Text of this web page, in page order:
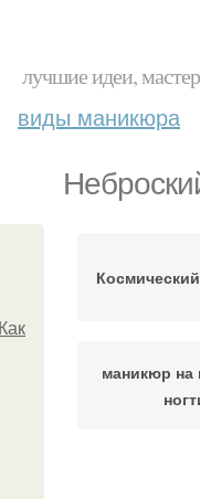
лучшие идеи,
виды маникюра
маникюр на